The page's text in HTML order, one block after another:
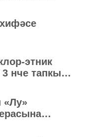
этник
нче тапкыр
«Лу»